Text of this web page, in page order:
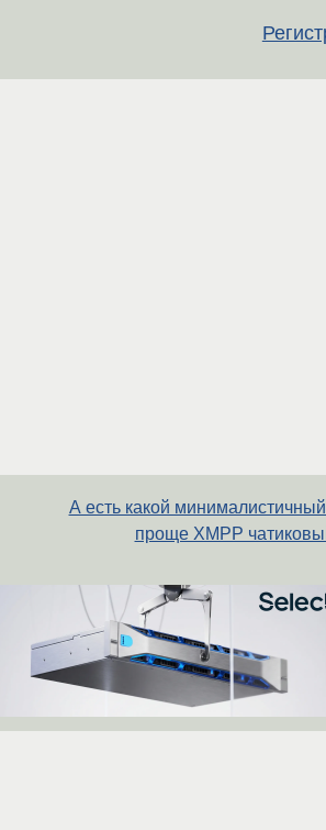
А есть какой
проще XMPP